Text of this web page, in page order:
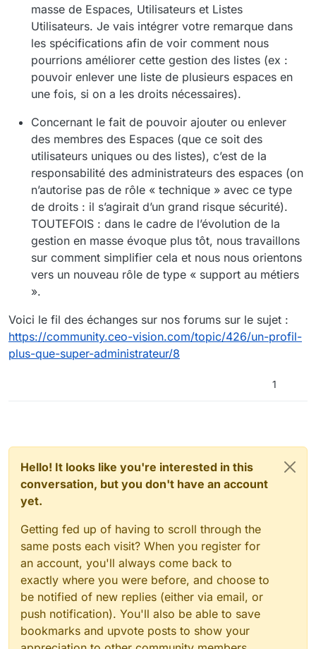
masse de Espaces, Utilisateurs et Listes
Utilisateurs. Je vais intégrer votre remarque dans
les spécifications afin de voir comment nous
pourrions améliorer cette gestion des listes (ex :
pouvoir enlever une liste de plusieurs espaces en
une fois, si on a les droits nécessaires).
Concernant le fait de pouvoir ajouter ou enlever
des membres des Espaces (que ce soit des
utilisateurs uniques ou des listes), c’est de la
responsabilité des administrateurs des espaces (on
n’autorise pas de rôle « technique » avec ce type
de droits : il s’agirait d’un grand risque sécurité).
TOUTEFOIS : dans le cadre de l’évolution de la
gestion en masse évoque plus tôt, nous travaillons
sur comment simplifier cela et nous nous orientons
vers un nouveau rôle de type « support au métiers
».
Voici le fil des échanges sur nos forums sur le sujet :
https://community.ceo-vision.com/topic/426/un-profil-
plus-que-super-administrateur/8
1
Hello! It looks like you're interested in this
conversation, but you don't have an account
yet.
Getting fed up of having to scroll through the
same posts each visit? When you register for
an account, you'll always come back to
exactly where you were before, and choose to
be notified of new replies (either via email, or
push notification). You'll also be able to save
bookmarks and upvote posts to show your